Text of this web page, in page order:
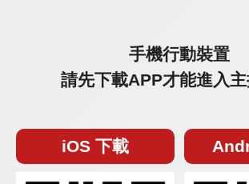
手機行動裝置
請先下載APP才能進入
iOS 下載